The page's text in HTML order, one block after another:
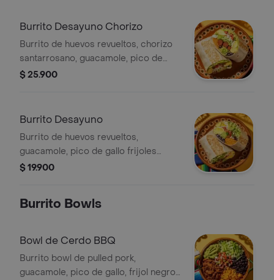
Burrito Desayuno Chorizo
Burrito de huevos revueltos, chorizo
santarrosano, guacamole, pico de
gallo frijoles negros, arroz achiote,
$ 25.900
Burrito Desayuno
Burrito de huevos revueltos,
guacamole, pico de gallo frijoles
negros, arroz achiote, lechuga, queso
$ 19.900
Burrito Bowls
Bowl de Cerdo BBQ
Burrito bowl de pulled pork,
guacamole, pico de gallo, frijol negro,